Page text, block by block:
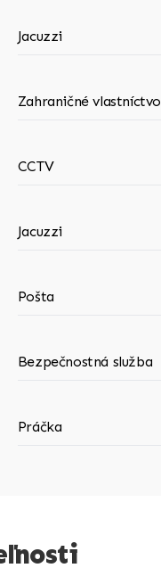
Jacuzzi
Zahraničné vlastníctvo
CCTV
Jacuzzi
Pošta
Bezpečnostná služba
Práčka